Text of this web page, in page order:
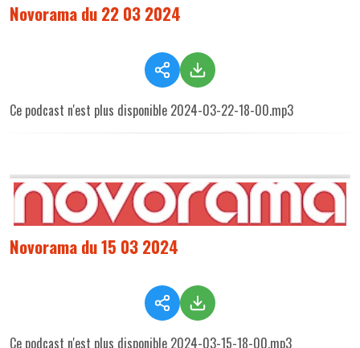
Novorama du 22 03 2024
Ce podcast n'est plus disponible 2024-03-22-18-00.mp3
Novorama du 15 03 2024
Ce podcast n'est plus disponible 2024-03-15-18-00.mp3